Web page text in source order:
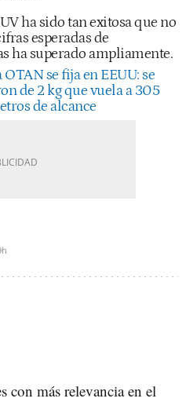
ha sido tan exitosa que no
esperadas de
ha superado ampliamente.
OTAN se fija en EEUU: se
de 2 kg que vuela a 305
de alcance
con más relevancia en el